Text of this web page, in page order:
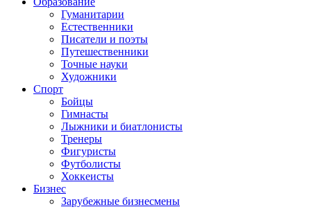
Гуманитарии
Естественники
Писатели и поэты
Путешественники
Точные науки
Художники
Спорт
Бойцы
Гимнасты
Лыжники и биатлонисты
Тренеры
Фигуристы
Футболисты
Хоккеисты
Бизнес
Зарубежные бизнесмены